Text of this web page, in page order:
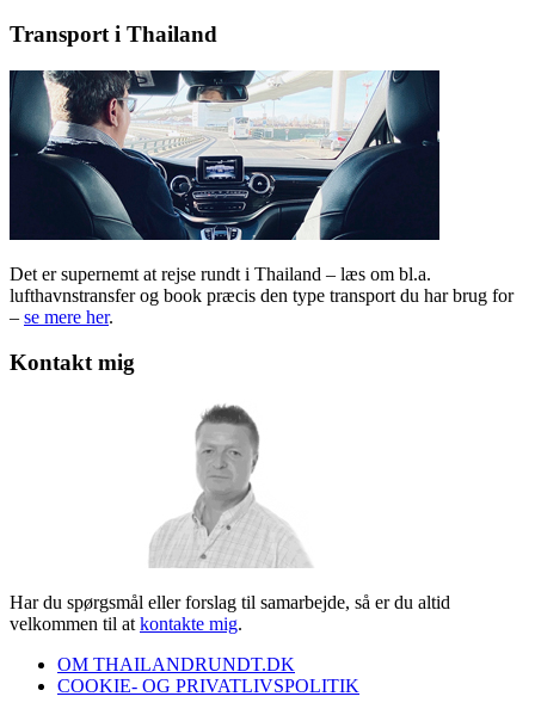
Transport i Thailand
Det er supernemt at rejse rundt i Thailand – læs om bl.a.
lufthavnstransfer og book præcis den type transport du har brug for
– se mere her.
Kontakt mig
Har du spørgsmål eller forslag til samarbejde, så er du altid
velkommen til at kontakte mig.
OM THAILANDRUNDT.DK
COOKIE- OG PRIVATLIVSPOLITIK